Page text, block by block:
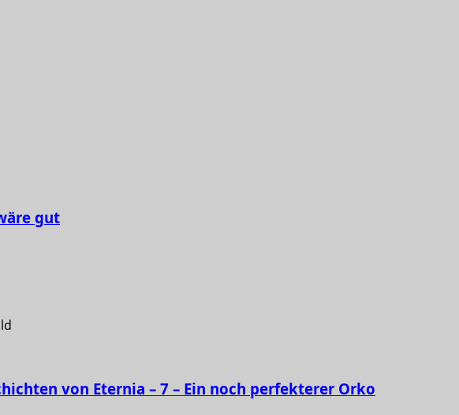
gut
von Eternia – 7 – Ein noch perfekterer Orko